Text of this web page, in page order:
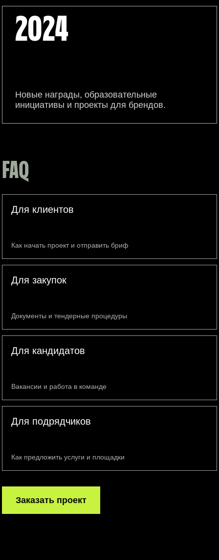
2024
Новые награды, образовательные
инициативы и проекты для брендов.
FAQ
Для клиентов
Как начать проект и отправить бриф
Для закупок
Документы и тендерные процедуры
Для кандидатов
Вакансии и работа в команде
Для подрядчиков
Как предложить услуги и площадки
Заказать проект